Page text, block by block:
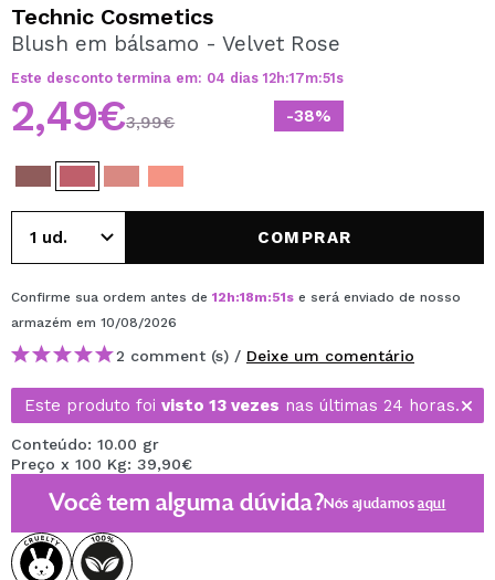
Ao criar uma conta no Maquibeauty.pt pode fazer as suas
compras rapidamente, verificar o estado das suas
CRIAR CONTA
Technic Cosmetics
Blush em bálsamo - Velvet Rose
Este desconto termina em: 04 dias 12h:17m:51s
-38%
2,49€3,99€
COMPRAR
Confirme sua ordem antes de 12h:18m:51s e será enviado de nosso
armazém em 10/08/2026
2 comment (s) / Deixe um comentário
Este produto foi visto 13 vezes nas últimas 24 horas.
Conteúdo: 10.00 gr
Preço x 100 Kg: 39,90€
Você tem alguma dúvida?Nós ajudamosaqui